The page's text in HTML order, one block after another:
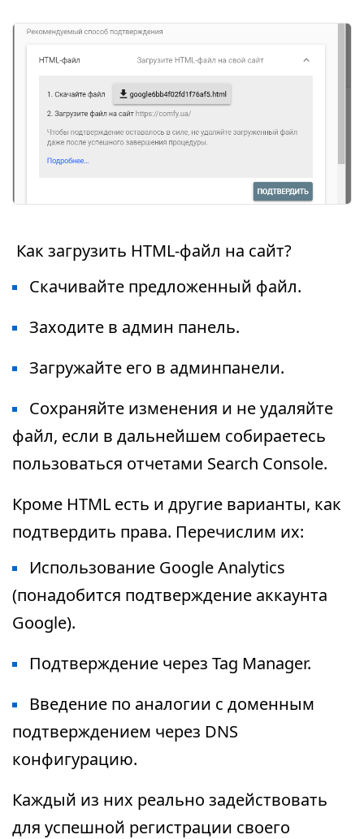
Как загрузить HTML-файл на сайт?
Скачивайте предложенный файл.
Заходите в админ панель.
Загружайте его в админпанели.
Сохраняйте изменения и не удаляйте
файл, если в дальнейшем собираетесь
пользоваться отчетами Search Console.
Кроме HTML есть и другие варианты, как
подтвердить права. Перечислим их:
Использование Google Analytics
(понадобится подтверждение аккаунта
Google).
Подтверждение через Tag Manager.
Введение по аналогии с доменным
подтверждением через DNS
конфигурацию.
Каждый из них реально задействовать
для успешной регистрации своего